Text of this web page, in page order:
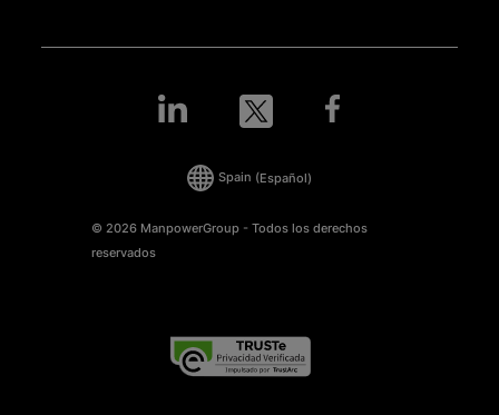
© 2026 ManpowerGroup - Todos los derechos
reservados
Spain (Español)